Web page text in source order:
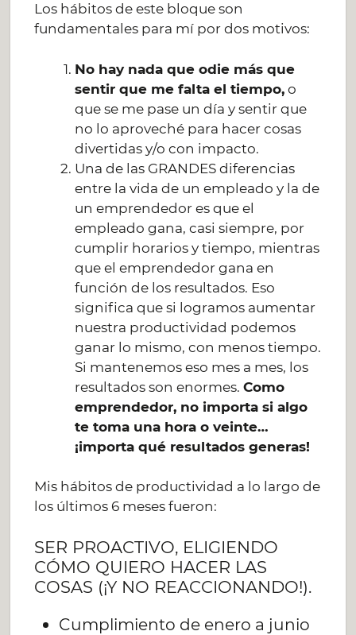
Los hábitos de este bloque son
fundamentales para mí por dos motivos:
No hay nada que odie más que
sentir que me falta el tiempo, o
que se me pase un día y sentir que
no lo aproveché para hacer cosas
divertidas y/o con impacto.
Una de las GRANDES diferencias
entre la vida de un empleado y la de
un emprendedor es que el
empleado gana, casi siempre, por
cumplir horarios y tiempo, mientras
que el emprendedor gana en
función de los resultados. Eso
significa que si logramos aumentar
nuestra productividad podemos
ganar lo mismo, con menos tiempo.
Si mantenemos eso mes a mes, los
resultados son enormes.Como
emprendedor, no importa si algo
te toma una hora o veinte…
¡importa qué resultados generas!
Mis hábitos de productividad a lo largo de
los últimos 6 meses fueron:
SER PROACTIVO, ELIGIENDO
CÓMO QUIERO HACER LAS
COSAS (¡Y NO REACCIONANDO!).
Cumplimiento de enero a junio